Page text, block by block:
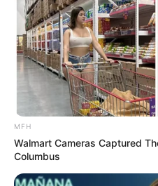
Daftar isi
MFH
Walmart Cameras Captured
Columbus